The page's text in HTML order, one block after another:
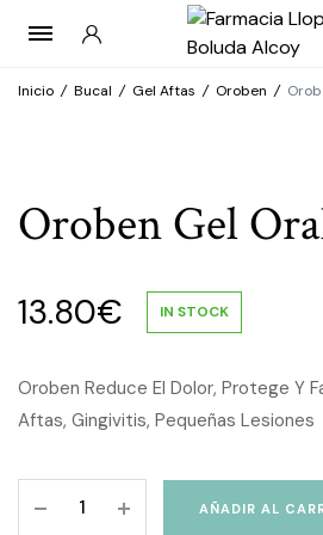
Inicio / Bucal / Gel Aftas / Oroben /
Oroben Gel
13.80€ IN STOCK
Oroben Reduce El Dolor, Protege Y
Aftas, Gingivitis, Pequeñas Lesiones
Gel
AÑADIR AL